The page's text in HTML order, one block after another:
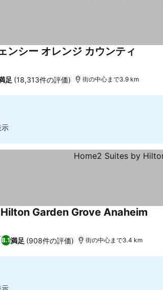
ンシー オレンジ カウンティ
足 (18,313件の評価) 街の中心まで3.9 km
示
Garden Grove Anaheim
8.1満足 (908件の評価) 街の中心まで3.4 km
示